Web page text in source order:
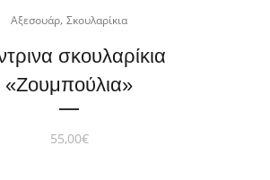
Αξεσουάρ, Σκουλαρίκια
σκουλαρίκια
«Zoυμπούλια»
55,00€